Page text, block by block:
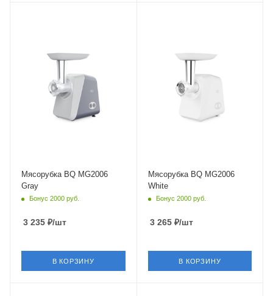
Мясорубка BQ MG2006
Gray
Бонус 2000 руб.
3 235 ₽/шт
В КОРЗИНУ
Мясорубка BQ MG2006
White
Бонус 2000 руб.
3 265₽/шт
В КОРЗИНУ